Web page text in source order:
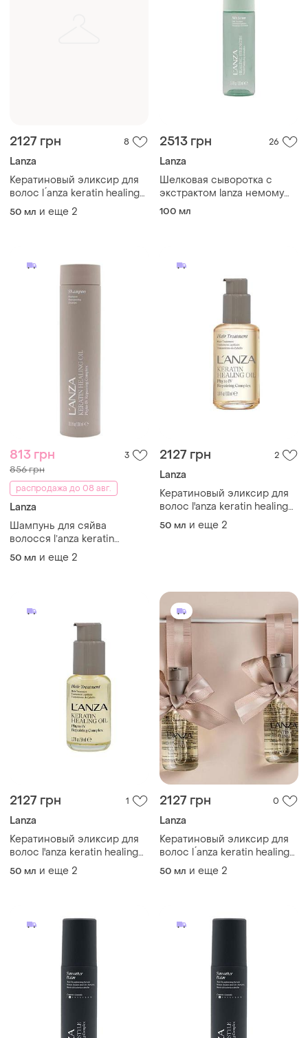
2127 грн 8
Lanza
Кератиновый эликсир для
волос l ́anza keratin healing
oil treatmen
50 мл и еще 2
2513 грн 26
Lanza
Шелковая сыворотка с
экстрактом lanza немому
neem plant silk serum
100 мл
813 грн 3
856 грн
распродажа до 08 авг.
Lanza
Шампунь для сяйва
волосся lʼanza keratin
healing oil shampoo
50 мл и еще 2
2127 грн 2
Lanza
Кератиновый эликсир для
волос l'anza keratin healing
oil treatmen
50 мл и еще 2
2127 грн 1
Lanza
Кератиновый эликсир для
волос l'anza keratin healing
oil treatmen
50 мл и еще 2
2127 грн 0
Lanza
Кератиновый эликсир для
волос l ́anza keratin healing
oil treatmen
50 мл и еще 2